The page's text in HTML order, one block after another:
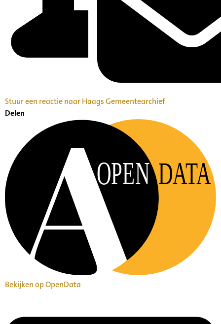
Stuur een reactie naar Haags Gemeentearchief
Delen
OPEN DATA
Bekijken op OpenData